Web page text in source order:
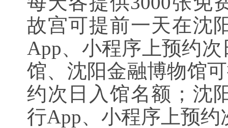
故宫可提前一天在沈
App、小程序上预约
馆、沈阳金融博物馆
约次日入馆名额；沈
行App、小程序上预